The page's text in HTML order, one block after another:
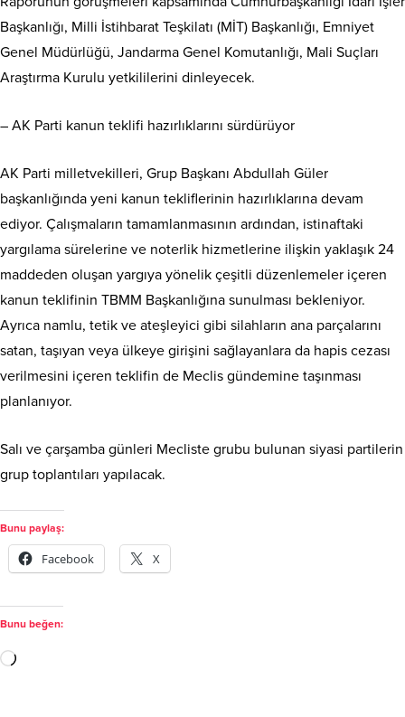
Başkanlığı, Milli İstihbarat Teşkilatı (MİT) Başkanlığı, Emniyet
Genel Müdürlüğü, Jandarma Genel Komutanlığı, Mali Suçları
Araştırma Kurulu yetkililerini dinleyecek.
– AK Parti kanun teklifi hazırlıklarını sürdürüyor
AK Parti milletvekilleri, Grup Başkanı Abdullah Güler
başkanlığında yeni kanun tekliflerinin hazırlıklarına devam
ediyor. Çalışmaların tamamlanmasının ardından, istinaftaki
yargılama sürelerine ve noterlik hizmetlerine ilişkin yaklaşık 24
maddeden oluşan yargıya yönelik çeşitli düzenlemeler içeren
kanun teklifinin TBMM Başkanlığına sunulması bekleniyor.
Ayrıca namlu, tetik ve ateşleyici gibi silahların ana parçalarını
satan, taşıyan veya ülkeye girişini sağlayanlara da hapis cezası
verilmesini içeren teklifin de Meclis gündemine taşınması
planlanıyor.
Salı ve çarşamba günleri Mecliste grubu bulunan siyasi partilerin
grup toplantıları yapılacak.
Bunu paylaş:
Facebook X
Bunu beğen: